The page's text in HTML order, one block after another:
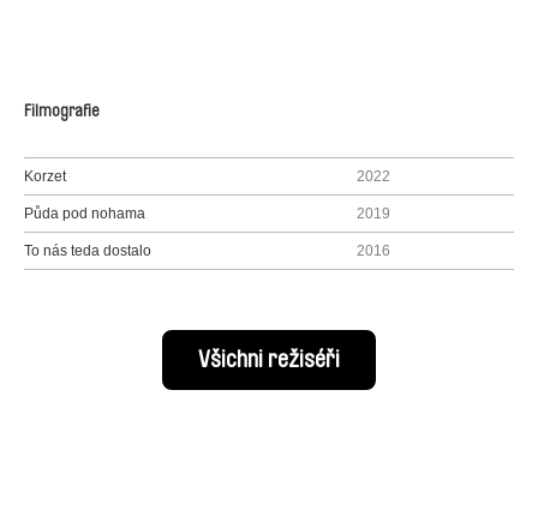
Filmografie
Korzet 2022
Půda pod nohama 2019
To nás teda dostalo 2016
Všichni režiséři